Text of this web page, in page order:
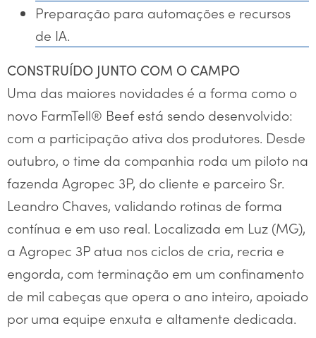
Preparação para automações e recursos
de IA.
CONSTRUÍDO JUNTO COM O CAMPO
Uma das maiores novidades é a forma como o
novo FarmTell® Beef está sendo desenvolvido:
com a participação ativa dos produtores. Desde
outubro, o time da companhia roda um piloto na
fazenda Agropec 3P, do cliente e parceiro Sr.
Leandro Chaves, validando rotinas de forma
contínua e em uso real. Localizada em Luz (MG),
a Agropec 3P atua nos ciclos de cria, recria e
engorda, com terminação em um confinamento
de mil cabeças que opera o ano inteiro, apoiado
por uma equipe enxuta e altamente dedicada.